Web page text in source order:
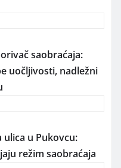
Besplatna
davaoca
u utorak 11.